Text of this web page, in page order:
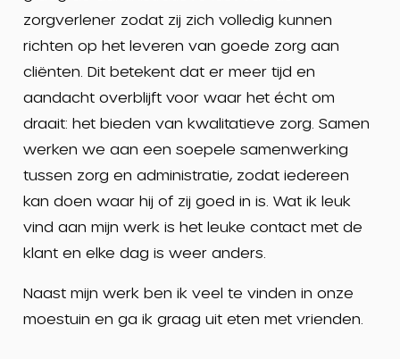
zorgverlener zodat zij zich volledig kunnen
richten op het leveren van goede zorg aan
cliënten. Dit betekent dat er meer tijd en
aandacht overblijft voor waar het écht om
draait: het bieden van kwalitatieve zorg. Samen
werken we aan een soepele samenwerking
tussen zorg en administratie, zodat iedereen
kan doen waar hij of zij goed in is. Wat ik leuk
vind aan mijn werk is het leuke contact met de
klant en elke dag is weer anders.
Naast mijn werk ben ik veel te vinden in onze
moestuin en ga ik graag uit eten met vrienden.